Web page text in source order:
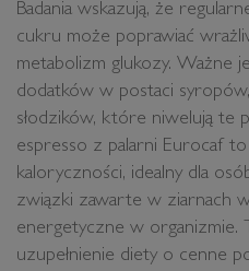
Badania wskazują, że
cukru może poprawiać
metabolizm glukozy. Ważne
dodatków w postaci
słodzików, które niwelują te
espresso z palarni Eurocaf
kaloryczności, idealny dla
związki zawarte w ziarnach
energetyczne w organizmie.
uzupełnienie diety o cenne